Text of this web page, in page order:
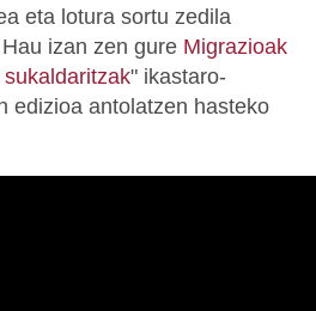
eta lotura sortu zedila
izan zen gure Migrazioak
" ikastaro-
edizioa antolatzen hasteko